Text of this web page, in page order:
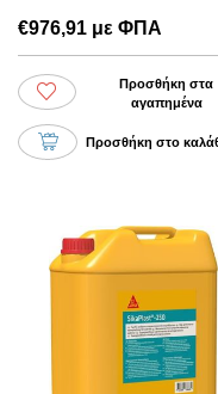
€976,91 με ΦΠΑ
Προσθήκη στα
αγαπημένα
Προσθήκη στο